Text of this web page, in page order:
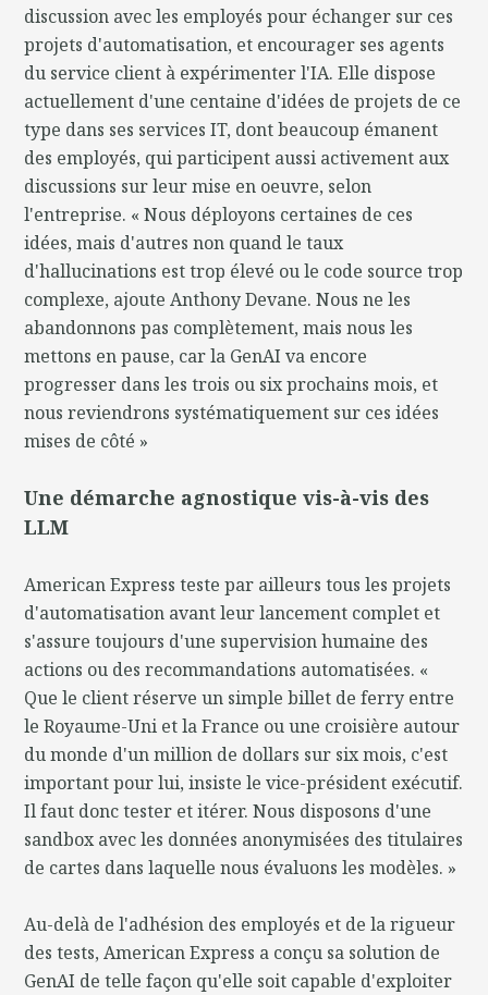
discussion avec les employés pour échanger sur ces
projets d'automatisation, et encourager ses agents
du service client à expérimenter l'IA. Elle dispose
actuellement d'une centaine d'idées de projets de ce
type dans ses services IT, dont beaucoup émanent
des employés, qui participent aussi activement aux
discussions sur leur mise en oeuvre, selon
l'entreprise. « Nous déployons certaines de ces
idées, mais d'autres non quand le taux
d'hallucinations est trop élevé ou le code source trop
complexe, ajoute Anthony Devane. Nous ne les
abandonnons pas complètement, mais nous les
mettons en pause, car la GenAI va encore
progresser dans les trois ou six prochains mois, et
nous reviendrons systématiquement sur ces idées
mises de côté »
Une démarche agnostique vis-à-vis des
LLM
American Express teste par ailleurs tous les projets
d'automatisation avant leur lancement complet et
s'assure toujours d'une supervision humaine des
actions ou des recommandations automatisées. «
Que le client réserve un simple billet de ferry entre
le Royaume-Uni et la France ou une croisière autour
du monde d'un million de dollars sur six mois, c'est
important pour lui, insiste le vice-président exécutif.
Il faut donc tester et itérer. Nous disposons d'une
sandbox avec les données anonymisées des titulaires
de cartes dans laquelle nous évaluons les modèles. »
Au-delà de l'adhésion des employés et de la rigueur
des tests, American Express a conçu sa solution de
GenAI de telle façon qu'elle soit capable d'exploiter